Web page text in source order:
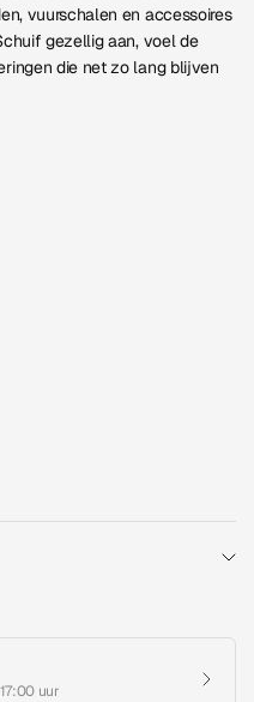
vuurschalen en accessoires
gezellig aan, voel de
die net zo lang blijven
uur